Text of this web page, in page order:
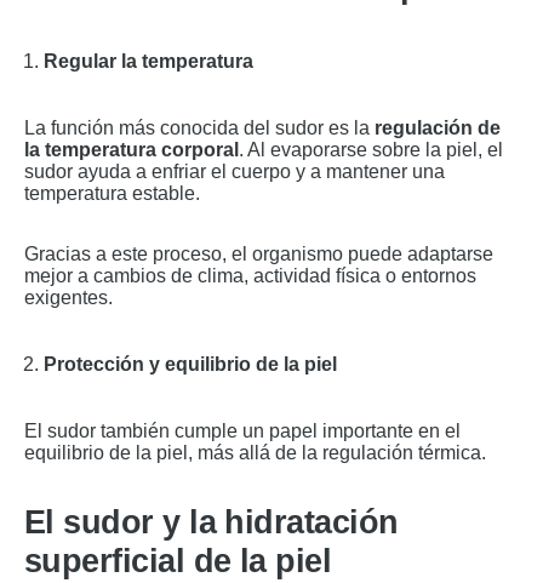
Regular la temperatura
La función más conocida del sudor es la regulación de
la temperatura corporal . Al evaporarse sobre la piel, el
sudor ayuda a enfriar el cuerpo y a mantener una
temperatura estable.
Gracias a este proceso, el organismo puede adaptarse
mejor a cambios de clima, actividad física o entornos
exigentes.
Protección y equilibrio de la piel
El sudor también cumple un papel importante en el
equilibrio de la piel, más allá de la regulación térmica.
El sudor y la hidratación
superficial de la piel